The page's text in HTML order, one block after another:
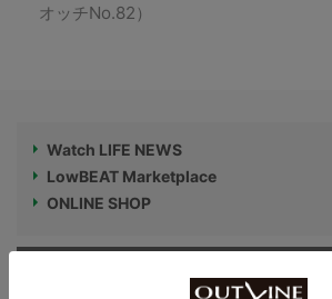
オッチNo.82）
Watch LIFE NEWS
LowBEAT Marketplace
ONLINE SHOP
特許取得“耐衝撃”ウオッチなど